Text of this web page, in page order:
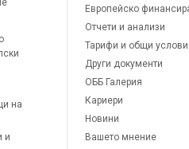
на
и
Европейско
Отчети и анализи
Тарифи и общи
Други документи
ОББ Галерия
Кариери
Новини
Вашето мнение